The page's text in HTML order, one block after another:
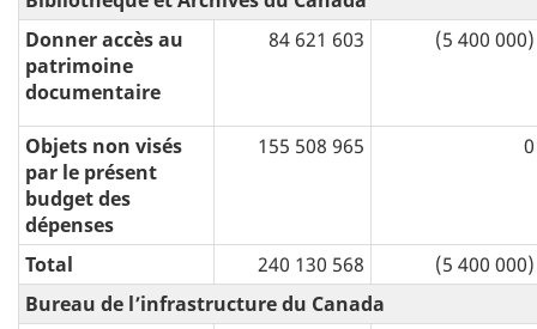
Donner accès au
patrimoine
documentaire
84 621 603 (5 400 000)
Objets non visés
par le présent
budget des
dépenses
155 508 965 0
Total 240 130 568
(5 400 000)
Bureau de l’infrastructure du Canada